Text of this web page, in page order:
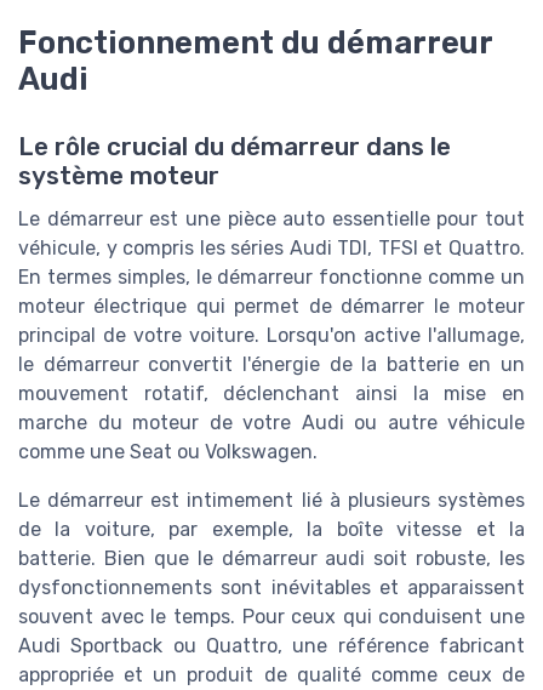
Fonctionnement du démarreur
Audi
Le rôle crucial du démarreur dans le
système moteur
Le démarreur est une pièce auto essentielle pour tout
véhicule, y compris les séries Audi TDI, TFSI et Quattro.
En termes simples, le démarreur fonctionne comme un
moteur électrique qui permet de démarrer le moteur
principal de votre voiture. Lorsqu'on active l'allumage,
le démarreur convertit l'énergie de la batterie en un
mouvement rotatif, déclenchant ainsi la mise en
marche du moteur de votre Audi ou autre véhicule
comme une Seat ou Volkswagen.
Le démarreur est intimement lié à plusieurs systèmes
de la voiture, par exemple, la boîte vitesse et la
batterie. Bien que le démarreur audi soit robuste, les
dysfonctionnements sont inévitables et apparaissent
souvent avec le temps. Pour ceux qui conduisent une
Audi Sportback ou Quattro, une référence fabricant
appropriée et un produit de qualité comme ceux de